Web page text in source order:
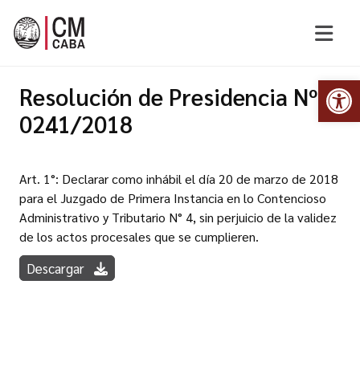
Resolución de Presidencia Nº
0241/2018
Art. 1°: Declarar como inhábil el día 20 de marzo de 2018
para el Juzgado de Primera Instancia en lo Contencioso
Administrativo y Tributario N° 4, sin perjuicio de la validez
de los actos procesales que se cumplieren.
Descargar